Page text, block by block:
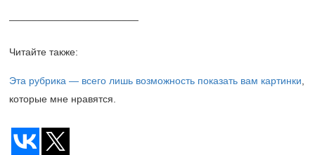
Читайте также:
Эта рубрика — всего лишь возможность показать вам картинки,
которые мне нравятся.